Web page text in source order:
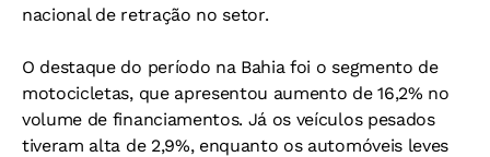
nacional de retração no setor.
O destaque do período na Bahia foi o segmento de
motocicletas, que apresentou aumento de 16,2% no
volume de financiamentos. Já os veículos pesados
tiveram alta de 2,9%, enquanto os automóveis leves